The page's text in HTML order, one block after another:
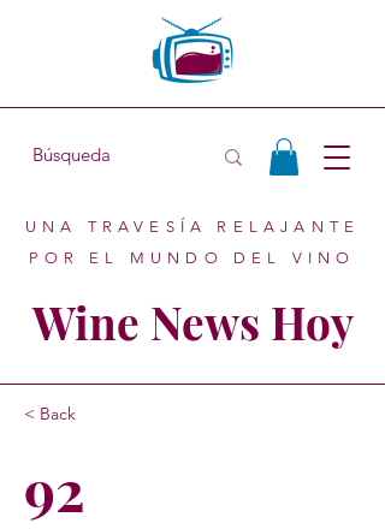
Wine News Hoy
UNA TRAVESÍA RELAJANTE
POR EL MUNDO DEL VINO
< Back
92